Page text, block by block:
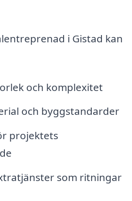
i Gistad kan
och komplexitet
och byggstandarder
projektets
som ritningar